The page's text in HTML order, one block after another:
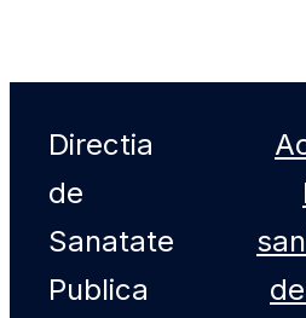
Directia
de
Sanatate
Publica